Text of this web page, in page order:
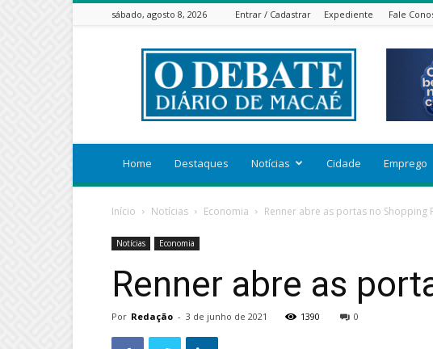
sábado, agosto 8, 2026 Entrar / Cadastrar Expediente Fale
ODEBATEON
Home Destaques Notícias Cidade Emprego
Início Notícias Economia Renner abre as portas no Shopping
Notícias Economia
Renner abre as
Por Redação - 3 de junho de 2021 1390 0